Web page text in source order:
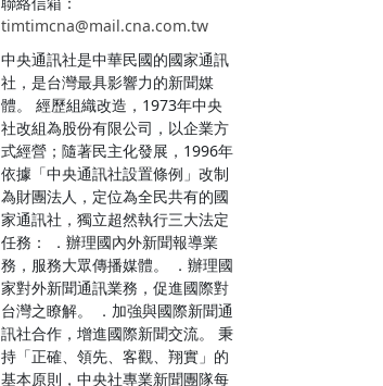
timtimcna@mail.cna.com.tw
中央通訊社是中華民國的國家通訊
社，是台灣最具影響力的新聞媒
體。 經歷組織改造，1973年中央
社改組為股份有限公司，以企業方
式經營；隨著民主化發展，1996年
依據「中央通訊社設置條例」改制
為財團法人，定位為全民共有的國
家通訊社，獨立超然執行三大法定
任務： ．辦理國內外新聞報導業
務，服務大眾傳播媒體。 ．辦理國
家對外新聞通訊業務，促進國際對
台灣之瞭解。 ．加強與國際新聞通
訊社合作，增進國際新聞交流。 秉
持「正確、領先、客觀、翔實」的
基本原則，中央社專業新聞團隊每